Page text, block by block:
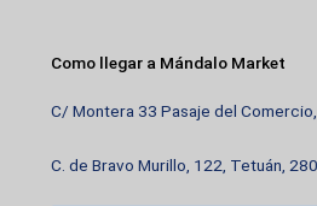
Como llegar a Mándalo Market
C/ Montera 33 Pasaje del
C. de Bravo Murillo, 122, Tetuán,